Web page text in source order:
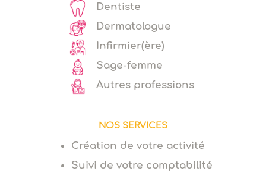
Dentiste
Dermatologue
Infirmier(ère)
Sage-femme
Autres professions
NOS SERVICES
Création de votre activité
Suivi de votre comptabilité